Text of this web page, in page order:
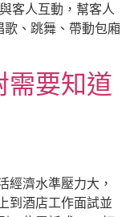
客人互動，幫客人
、跳舞、帶動包廂
需要知道
經濟水準壓力大，
到酒店工作面試並